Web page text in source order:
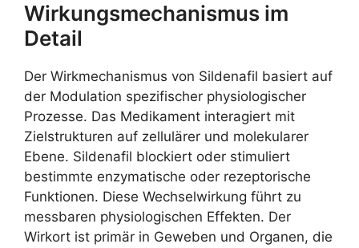
Wirkungsmechanismus im
Detail
Der Wirkmechanismus von Sildenafil basiert auf
der Modulation spezifischer physiologischer
Prozesse. Das Medikament interagiert mit
Zielstrukturen auf zellulärer und molekularer
Ebene. Sildenafil blockiert oder stimuliert
bestimmte enzymatische oder rezeptorische
Funktionen. Diese Wechselwirkung führt zu
messbaren physiologischen Effekten. Der
Wirkort ist primär in Geweben und Organen, die